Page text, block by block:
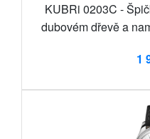
KUBRi 0203C -
dubovém dřevě a
1